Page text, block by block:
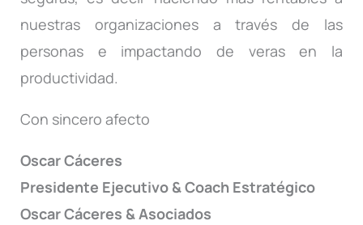
nuestras organizaciones a través de las
personas e impactando de veras en la
productividad.
Con sincero afecto
Oscar Cáceres
Presidente Ejecutivo & Coach Estratégico
Oscar Cáceres & Asociados